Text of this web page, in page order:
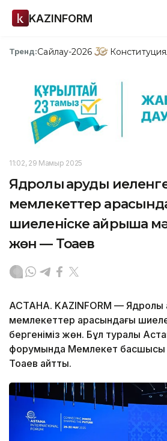
KAZINFORM
Тренд:Сайлау-2026
11:02, 29 Мамыр 2025
Ядролық қаруды
мемлекеттер
шиеленіске айрықша
жөн — Тоқаев
АСТАНА. KAZINFORM — Ядролық
мемлекеттер арасындағы
бергеніміз жөн. Бұл туралы
форумында Мемлекет
Тоқаев айтты.